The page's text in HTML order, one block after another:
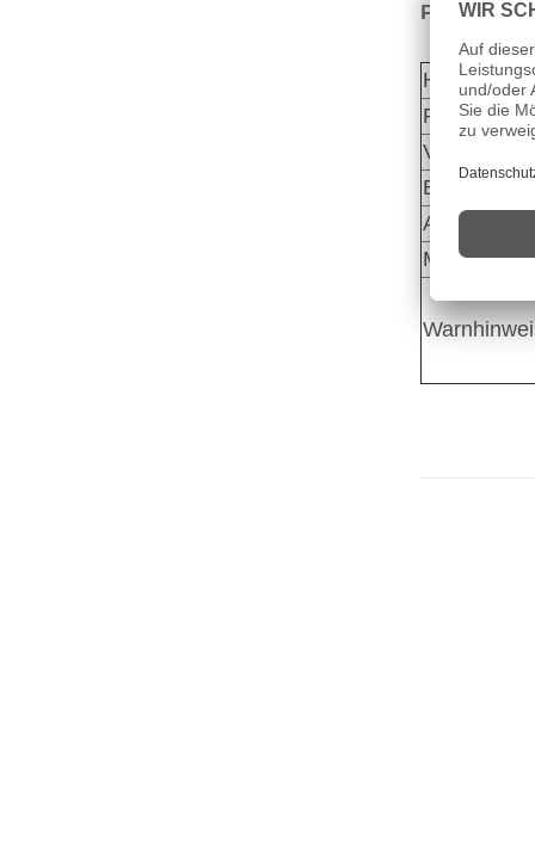
Hersteller:
Email:
Art des
Marke und